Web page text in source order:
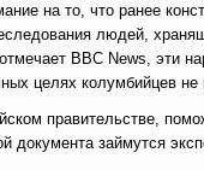
на то, что ранее
людей,
BBC News, эти
целях колумбийцев не
правительстве,
документа займутся